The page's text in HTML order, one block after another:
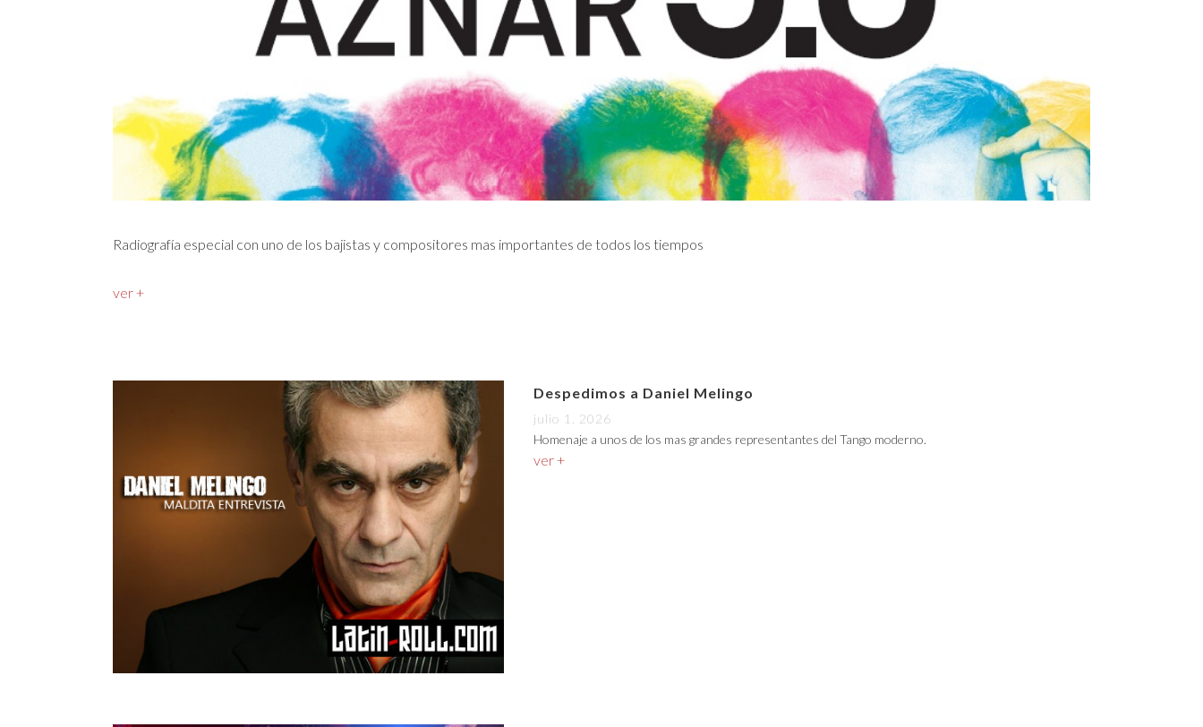
Radiografía especial con uno de los bajistas y compositores mas importantes de todos los tiempos
ver +
Despedimos a Daniel Melingo
julio 1, 2026
Homenaje a unos de los mas grandes representantes del Tango moderno.
ver +